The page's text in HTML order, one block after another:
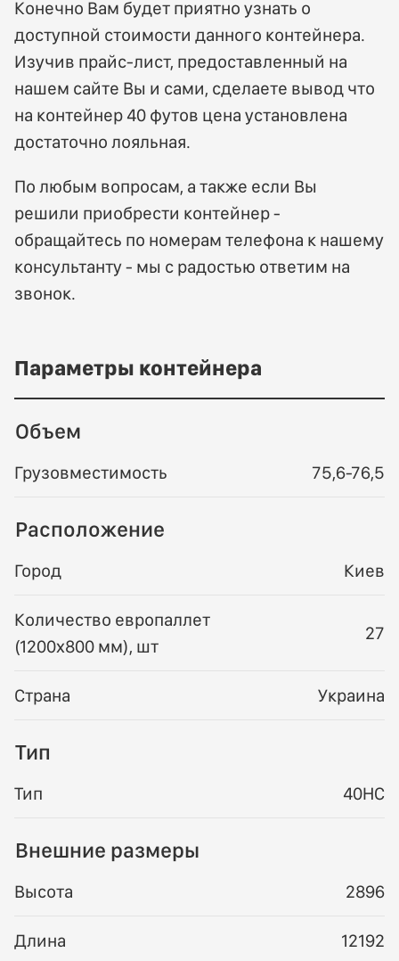
Параметры контейнера
Объем
Грузовместимость 75,6-76,5
Расположение
Город Киев
Количество европаллет
(1200х800 мм), шт
27
Страна Украина
Тип
Тип 40HC
Внешние размеры
Высота 2896
Длина 12192
Конечно Вам будет приятно узнать о
доступной стоимости данного контейнера.
Изучив прайс-лист, предоставленный на
нашем сайте Вы и сами, сделаете вывод что
на контейнер 40 футов цена установлена
достаточно лояльная.
По любым вопросам, а также если Вы
решили приобрести контейнер -
обращайтесь по номерам телефона к нашему
консультанту - мы с радостью ответим на
звонок.